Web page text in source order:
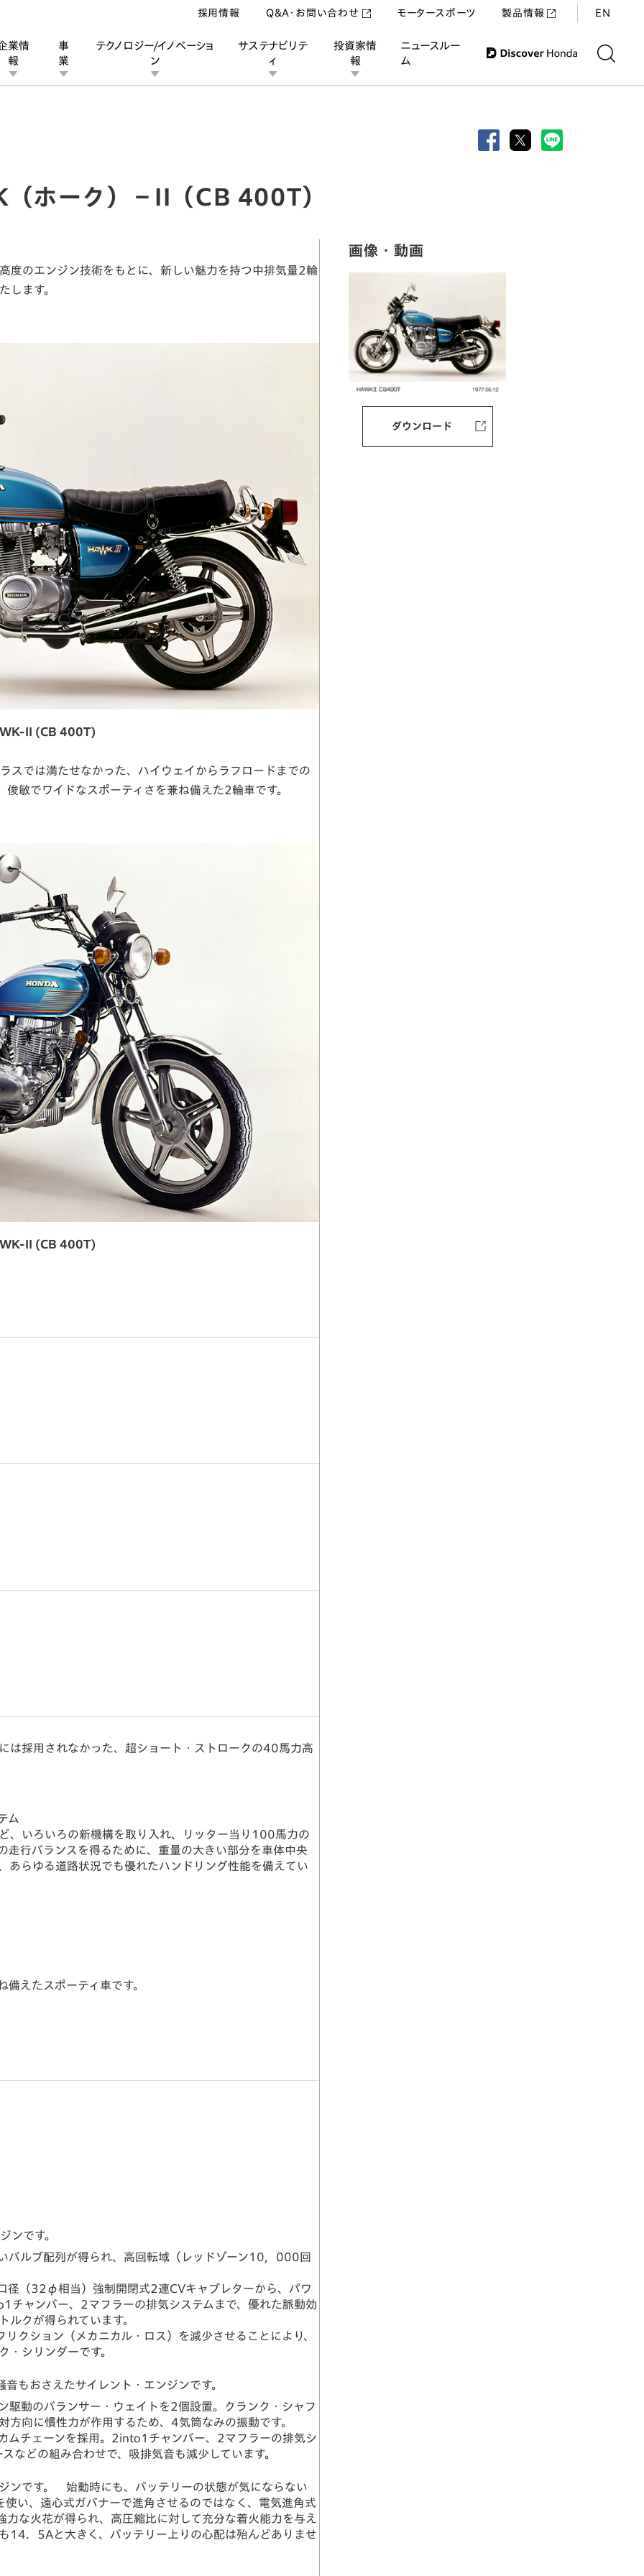
業情
報
事
業
テクノロジー/イノベーショ
ン
サステナビリテ
ィ
投資家情
報
ニュースルー
ム
採用情報 Q&A・お問い合わせ モータースポーツ 製品情報 EN
ク）－II（CB 400T）
ホーク）－II（CB 400T）
のエンジン技術をもとに、新しい魅力を持つ中排気量2輪
します。
II (CB 400T)
では満たせなかった、ハイウェイからラフロードまでの
敏でワイドなスポーティさを兼ね備えた2輪車です。
II (CB 400T)
採用されなかった、超ショート・ストロークの40馬力高
ム
、いろいろの新機構を取り入れ、リッター当り100馬力の
走行バランスを得るために、重量の大きい部分を車体中央
あらゆる道路状況でも優れたハンドリング性能を備えてい
えたスポーティ車です。
ンです。
バルブ配列が得られ、高回転域（レッドゾーン10，000回
径（32φ相当）強制開閉式2連CVキャブレターから、パワ
チャンバー、2マフラーの排気システムまで、優れた脈動効
ルクが得られています。
クション（メカニカル・ロス）を減少させることにより、
・シリンダーです。
もおさえたサイレント・エンジンです。
駆動のバランサー・ウェイトを2個設置。クランク・シャフ
方向に慣性力が作用するため、4気筒なみの振動です。
ムチェーンを採用。2into1チャンバー、2マフラーの排気シ
などの組み合わせで、吸排気音も減少しています。
ンです。 始動時にも、バッテリーの状態が気にならない
い、遠心式ガバナーで進角させるのではなく、電気進角式
な火花が得られ、高圧縮比に対して充分な着火能力を与え
14．5Aと大きく、バッテリー上りの心配は殆んどありませ
画像・動画
ダウンロード